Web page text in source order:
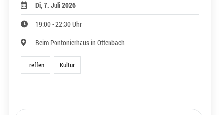
Di, 7. Juli 2026
19:00 - 22:30 Uhr
Beim Pontonierhaus in Ottenbach
Treffen Kultur